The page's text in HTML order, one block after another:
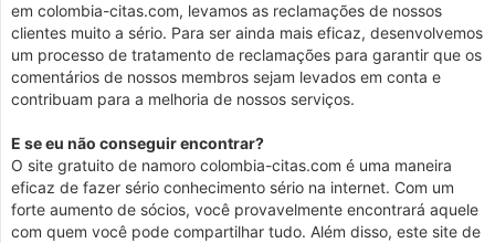
em colombia-citas.com, levamos as reclamações de nossos
clientes muito a sério. Para ser ainda mais eficaz, desenvolvemos
um processo de tratamento de reclamações para garantir que os
comentários de nossos membros sejam levados em conta e
contribuam para a melhoria de nossos serviços.
E se eu não conseguir encontrar?
O site gratuito de namoro colombia-citas.com é uma maneira
eficaz de fazer sério conhecimento sério na internet. Com um
forte aumento de sócios, você provavelmente encontrará aquele
com quem você pode compartilhar tudo. Além disso, este site de